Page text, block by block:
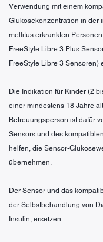
Verwendung mit einem
Glukosekonzentration in der
mellitus erkrankten
FreeStyle Libre 3 Plus
FreeStyle Libre 3 Sensoren)
Die Indikation für Kinder (2
einer mindestens 18 Jahre
Betreuungsperson ist dafür
Sensors und des
helfen, die Sensor-
übernehmen.
Der Sensor und das
der Selbstbehandlung von
Insulin, ersetzen.